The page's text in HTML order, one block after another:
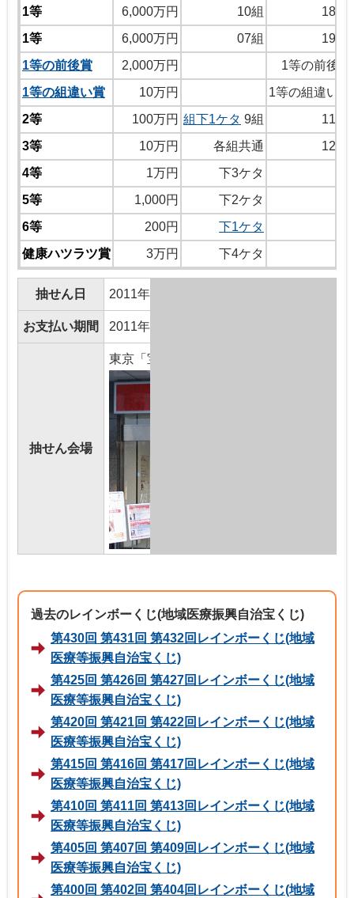
1等
6,000万円 10組
1等
6,000万円 07組
1等の前後賞
2,000万円
1等の前後
1等の組違い賞
10万円
1等の組違い
2等
100万円 組下1ケタ 9組
3等
10万円 各組共通
4等
1万円 下3ケタ
5等
1,000円 下2ケタ
6等
200円
下1ケタ
健康ハツラツ賞
3万円 下4ケタ
抽せん日 2011年8月18日(木曜日)
お支払い期間 2011年8月23日(火曜日)～2012年8月22日(
抽せん会場
東京「宝くじドリーム館」
過去のレインボーくじ(地域医療振興自治宝くじ)
第430回 第431回 第432回レインボーくじ(地域
医療等振興自治宝くじ)
第425回 第426回 第427回レインボーくじ(地域
医療等振興自治宝くじ)
第420回 第421回 第422回レインボーくじ(地域
医療等振興自治宝くじ)
第415回 第416回 第417回レインボーくじ(地域
医療等振興自治宝くじ)
第410回 第411回 第413回レインボーくじ(地域
医療等振興自治宝くじ)
第405回 第407回 第409回レインボーくじ(地域
医療等振興自治宝くじ)
第400回 第402回 第404回レインボーくじ(地域